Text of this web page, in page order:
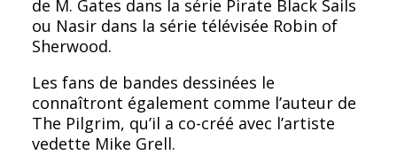
de M. Gates dans la série Pirate Black Sails
ou Nasir dans la série télévisée Robin of
Sherwood.
Les fans de bandes dessinées le
connaîtront également comme l’auteur de
The Pilgrim, qu’il a co-créé avec l’artiste
vedette Mike Grell.